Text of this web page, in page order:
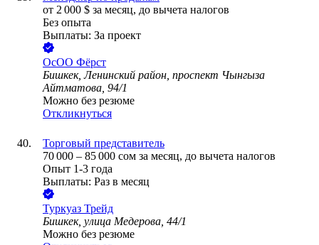
от 2 000 $ за месяц, до вычета налогов
Без опыта
Выплаты: За проект
ОсОО Фёрст
Бишкек, Ленинский район, проспект Чынгыза
Айтматова, 94/1
Можно без резюме
Откликнуться
Торговый представитель
70 000 – 85 000 сом за месяц, до вычета налогов
Опыт 1-3 года
Выплаты: Раз в месяц
Туркуаз Трейд
Бишкек, улица Медерова, 44/1
Можно без резюме